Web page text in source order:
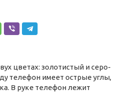
цветах: золотистый и серо-
телефон имеет острые углы,
В руке телефон лежит